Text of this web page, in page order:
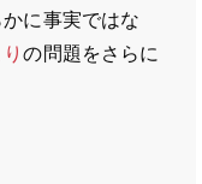
に事実ではな
の問題をさらに